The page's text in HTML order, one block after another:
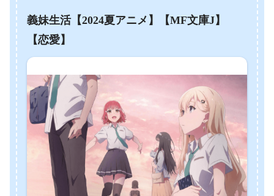
義妹生活【2024夏アニメ】【MF文庫J】
【恋愛】